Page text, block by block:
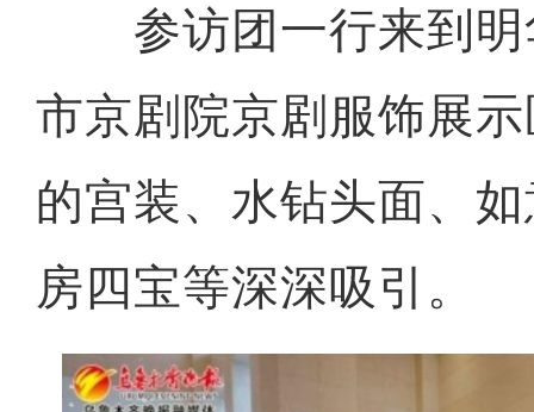
参访团一行来到明
市京剧院京剧服饰展
的宫装、水钻头面、
房四宝等深深吸引。